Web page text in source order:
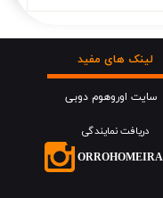
سایت اوروهوم دوبی
دریافت نمایندگی
لینک های مفید